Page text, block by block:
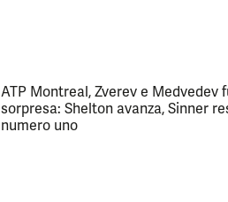
ATP Montreal, Zverev e Medvedev
sorpresa: Shelton avanza, Sinner
numero uno